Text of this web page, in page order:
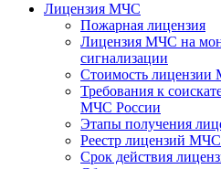
Лицензия МЧС
Пожарная лицензия
Лицензия МЧС на
сигнализации
Стоимость
Требования к
МЧС России
Этапы получения
Реестр лицензий МЧС
Срок действия